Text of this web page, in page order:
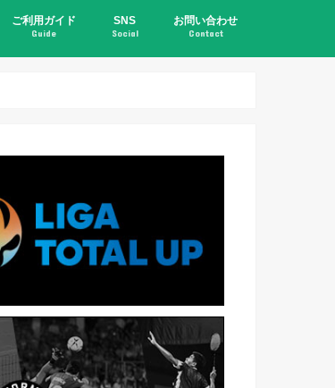
ご利用ガイド
Guide
SNS
Social
お問い合わせ
Contact